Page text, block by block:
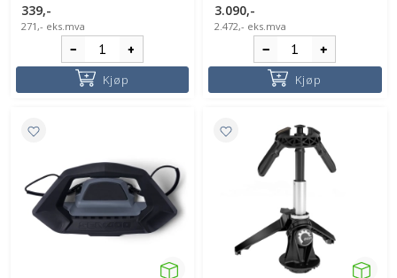
339,-
271,- eks.mva
Kjøp
3.090,-
2.472,- eks.mva
Kjøp